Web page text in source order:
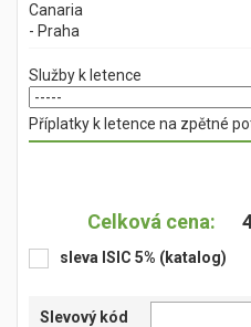
Canaria
- Praha
Služby k letence
Příplatky k letence na zpětné
Celková cena:
sleva ISIC 5% (katalog)
Slevový kód